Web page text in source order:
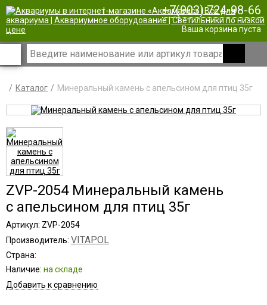
| +7(903) 724-98-66
Ваша корзина пуста
Каталог Минеральный камень с апельсином для птиц 35г
ZVP-2054 Минеральный камень
с апельсином для птиц 35г
Артикул: ZVP-2054
Производитель: VITAPOL
Страна:
Наличие: на складе
Добавить к сравнению